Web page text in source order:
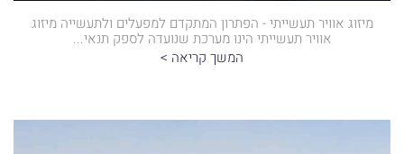
מיזוג אוויר תעשייתי - הפתרון המתקדם למפעלים ולתעשייה מיזוג
אוויר תעשייתי הינו מערכת שנועדה לספק תנאי...
המשך קריאה >